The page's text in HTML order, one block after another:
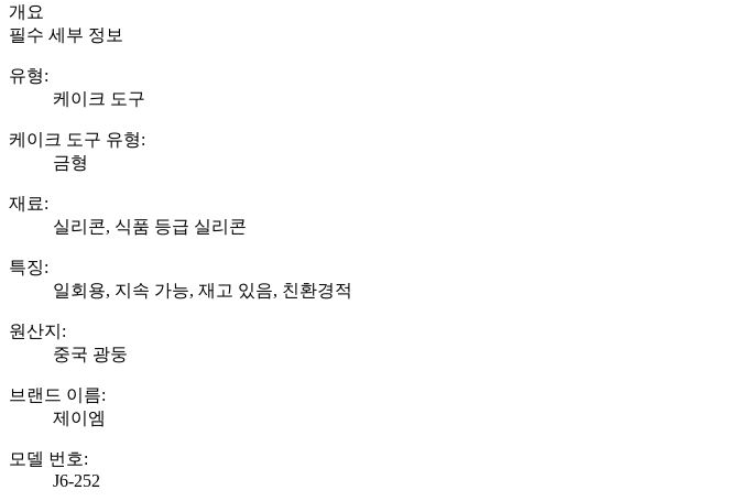
개요
필수 세부 정보
유형:
케이크 도구
케이크 도구 유형:
금형
재료:
실리콘, 식품 등급 실리콘
특징:
일회용, 지속 가능, 재고 있음, 친환경적
원산지:
중국 광둥
브랜드 이름:
제이엠
모델 번호:
J6-252